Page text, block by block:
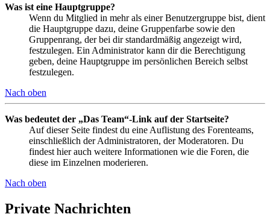
Was ist eine Hauptgruppe?
Wenn du Mitglied in mehr als einer Benutzergruppe bist, dient
die Hauptgruppe dazu, deine Gruppenfarbe sowie den
Gruppenrang, der bei dir standardmäßig angezeigt wird,
festzulegen. Ein Administrator kann dir die Berechtigung
geben, deine Hauptgruppe im persönlichen Bereich selbst
festzulegen.
Nach oben
Was bedeutet der „Das Team“-Link auf der Startseite?
Auf dieser Seite findest du eine Auflistung des Forenteams,
einschließlich der Administratoren, der Moderatoren. Du
findest hier auch weitere Informationen wie die Foren, die
diese im Einzelnen moderieren.
Nach oben
Private Nachrichten